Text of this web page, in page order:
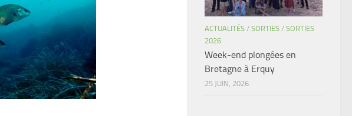
ACTUALITÉS / SORTIES / SORTIES
2026
Week-end plongées en
Bretagne à Erquy
25 JUIN, 2026